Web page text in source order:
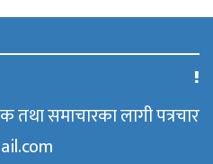
समाचारका लागी पत्रचार